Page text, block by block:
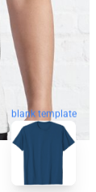
blank template